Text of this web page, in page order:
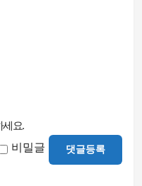
세요.
비밀글 댓글등록